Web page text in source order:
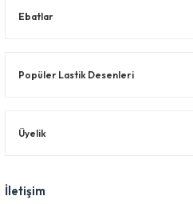
Ebatlar
Popüler Lastik Desenleri
Üyelik
İletişim